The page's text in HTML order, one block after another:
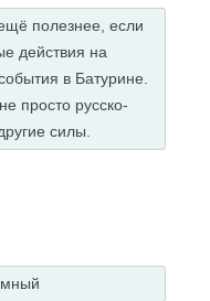
полезнее, если
действия на
в Батурине.
просто русско-
силы.